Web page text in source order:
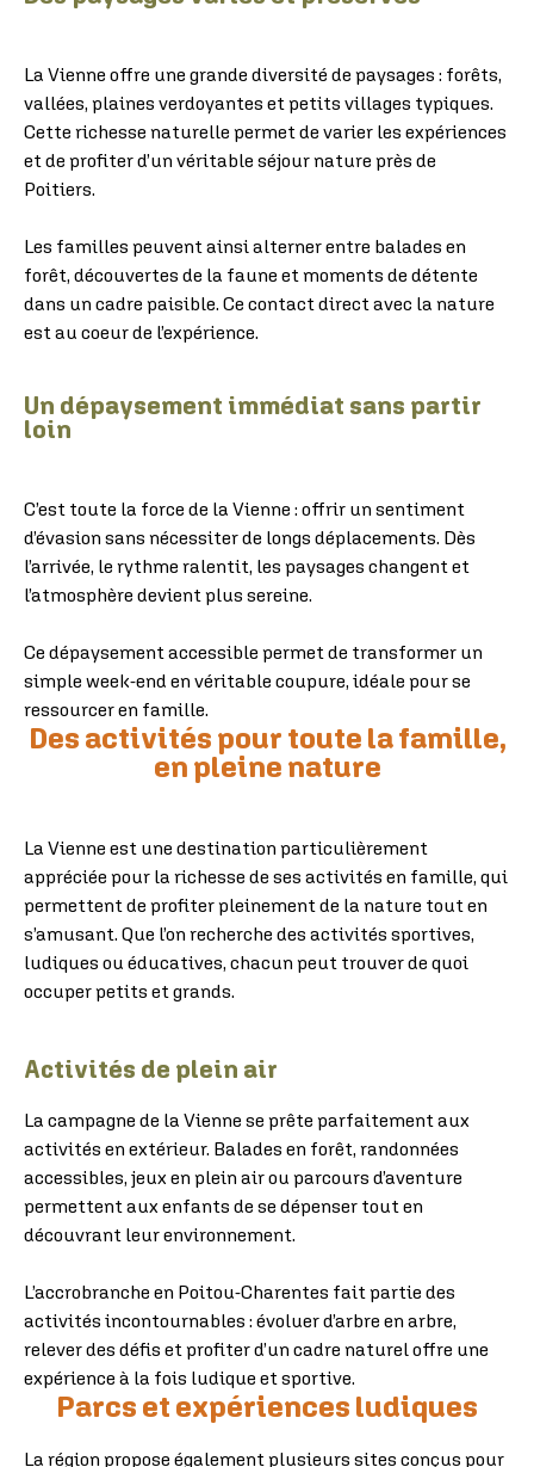
La Vienne offre une grande diversité de paysages : forêts,
vallées, plaines verdoyantes et petits villages typiques.
Cette richesse naturelle permet de varier les expériences
et de profiter d’un véritable séjour nature près de
Poitiers.
Les familles peuvent ainsi alterner entre balades en
forêt, découvertes de la faune et moments de détente
dans un cadre paisible. Ce contact direct avec la nature
est au coeur de l’expérience.
Un dépaysement immédiat sans partir
loin
C’est toute la force de la Vienne : offrir un sentiment
d’évasion sans nécessiter de longs déplacements. Dès
l’arrivée, le rythme ralentit, les paysages changent et
l’atmosphère devient plus sereine.
Ce dépaysement accessible permet de transformer un
simple week-end en véritable coupure, idéale pour se
ressourcer en famille.
Des activités pour toute la famille,
en pleine nature
La Vienne est une destination particulièrement
appréciée pour la richesse de ses activités en famille, qui
permettent de profiter pleinement de la nature tout en
s’amusant. Que l’on recherche des activités sportives,
ludiques ou éducatives, chacun peut trouver de quoi
occuper petits et grands.
Activités de plein air
La campagne de la Vienne se prête parfaitement aux
activités en extérieur. Balades en forêt, randonnées
accessibles, jeux en plein air ou parcours d’aventure
permettent aux enfants de se dépenser tout en
découvrant leur environnement.
L’accrobranche en Poitou-Charentes fait partie des
activités incontournables : évoluer d’arbre en arbre,
relever des défis et profiter d’un cadre naturel offre une
expérience à la fois ludique et sportive.
Parcs et expériences ludiques
La région propose également plusieurs sites conçus pour